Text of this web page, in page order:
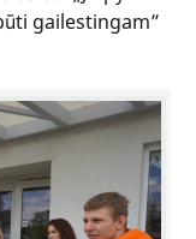
gailestingam”